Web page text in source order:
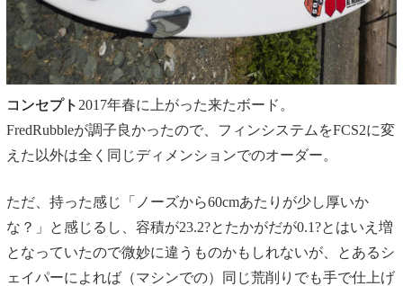
コンセプト 2017年春に上がった来たボード。
FredRubbleが調子良かったので、フィンシステムをFCS2に変
えた以外は全く同じディメンションでのオーダー。
ただ、持った感じ「ノーズから60cmあたりが少し厚いか
な？」と感じるし、容積が23.2?とたかがだが0.1?とはいえ増
となっていたので微妙に違うものかもしれないが、とあるシ
ェイパーによれば（マシンでの）同じ荒削りでも手で仕上げ